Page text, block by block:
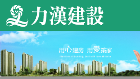
關於力
漢
最新消
息
作品介
紹
力漢
堂